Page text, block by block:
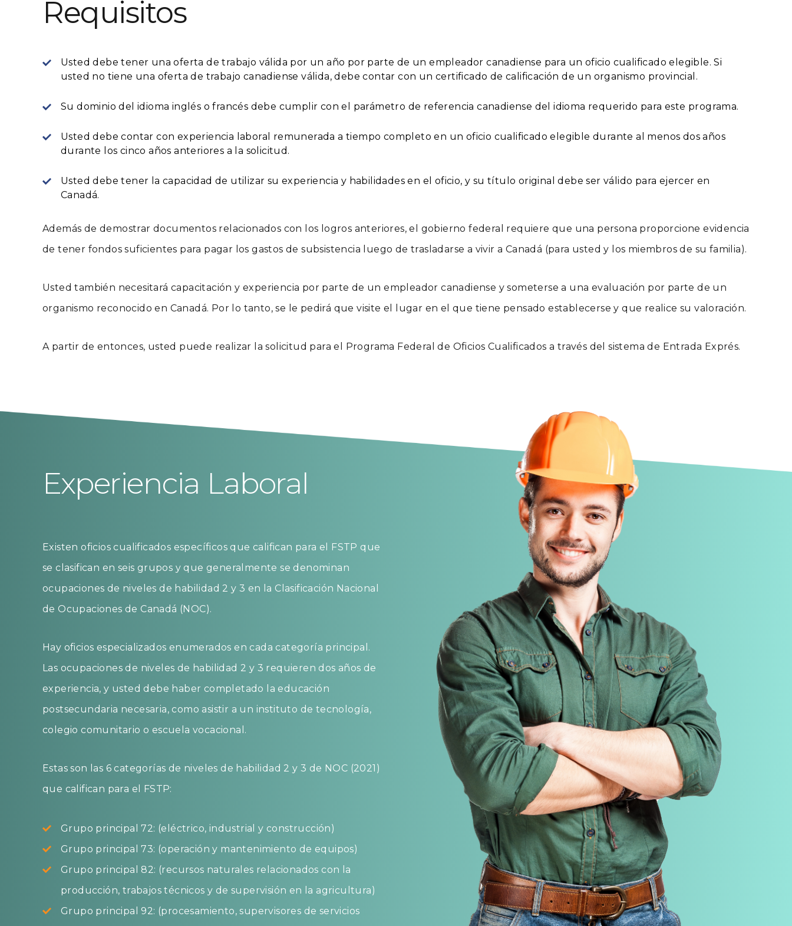
Requisitos
Usted debe tener una oferta de trabajo válida por un año por parte de un empleador canadiense para un oficio cualificado elegible. Si
usted no tiene una oferta de trabajo canadiense válida, debe contar con un certificado de calificación de un organismo provincial.
Su dominio del idioma inglés o francés debe cumplir con el parámetro de referencia canadiense del idioma requerido para este programa.
Usted debe contar con experiencia laboral remunerada a tiempo completo en un oficio cualificado elegible durante al menos dos años
durante los cinco años anteriores a la solicitud.
Usted debe tener la capacidad de utilizar su experiencia y habilidades en el oficio, y su título original debe ser válido para ejercer en
Canadá.
Además de demostrar documentos relacionados con los logros anteriores, el gobierno federal requiere que una persona proporcione evidencia
de tener fondos suficientes para pagar los gastos de subsistencia luego de trasladarse a vivir a Canadá (para usted y los miembros de su familia).
Usted también necesitará capacitación y experiencia por parte de un empleador canadiense y someterse a una evaluación por parte de un
organismo reconocido en Canadá. Por lo tanto, se le pedirá que visite el lugar en el que tiene pensado establecerse y que realice su valoración.
A partir de entonces, usted puede realizar la solicitud para el Programa Federal de Oficios Cualificados a través del sistema de Entrada Exprés.
Experiencia Laboral
Existen oficios cualificados específicos que califican para el FSTP que
se clasifican en seis grupos y que generalmente se denominan
ocupaciones de niveles de habilidad 2 y 3 en la Clasificación Nacional
de Ocupaciones de Canadá (NOC).
Hay oficios especializados enumerados en cada categoría principal.
Las ocupaciones de niveles de habilidad 2 y 3 requieren dos años de
experiencia, y usted debe haber completado la educación
postsecundaria necesaria, como asistir a un instituto de tecnología,
colegio comunitario o escuela vocacional.
Estas son las 6 categorías de niveles de habilidad 2 y 3 de NOC (2021)
que califican para el FSTP:
Grupo principal 72: (eléctrico, industrial y construcción)
Grupo principal 73: (operación y mantenimiento de equipos)
Grupo principal 82: (recursos naturales relacionados con la
producción, trabajos técnicos y de supervisión en la agricultura)
Grupo principal 92: (procesamiento, supervisores de servicios